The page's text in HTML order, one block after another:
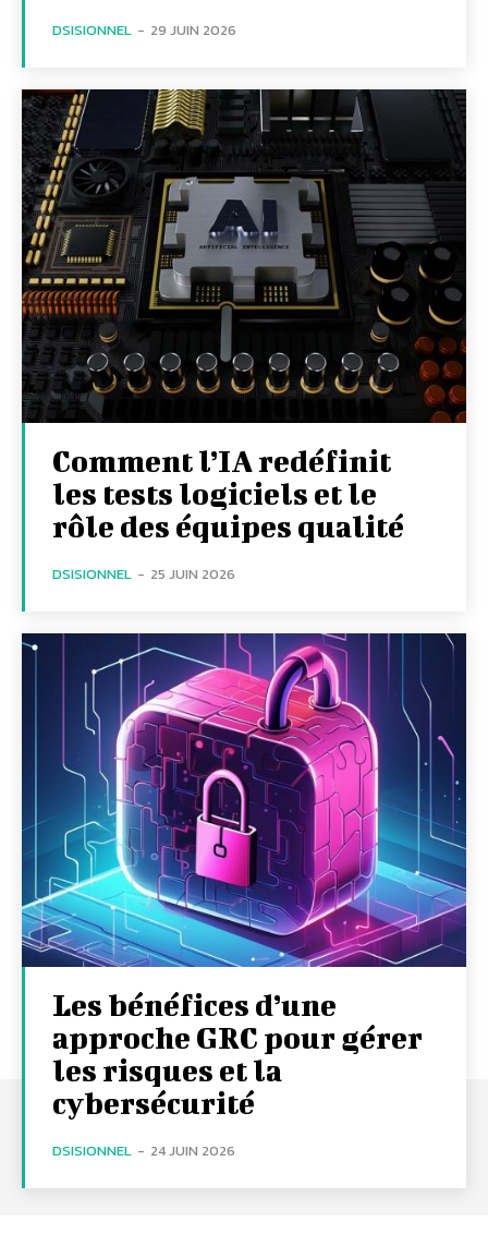
DSISIONNEL - 29 JUIN 2026
Comment l’IA redéfinit
les tests logiciels et le
rôle des équipes qualité
DSISIONNEL - 25 JUIN 2026
Les bénéfices d’une
approche GRC pour gérer
les risques et la
cybersécurité
DSISIONNEL - 24 JUIN 2026